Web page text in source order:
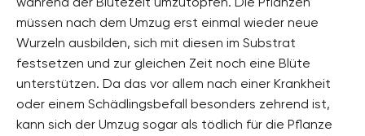
müssen nach dem Umzug erst einmal wieder neue
Wurzeln ausbilden, sich mit diesen im Substrat
festsetzen und zur gleichen Zeit noch eine Blüte
unterstützen. Da das vor allem nach einer Krankheit
oder einem Schädlingsbefall besonders zehrend ist,
kann sich der Umzug sogar als tödlich für die Pflanze